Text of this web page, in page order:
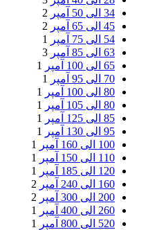
34 الی 50 آمپر
2
45 الی 65 آمپر
2
54 الی 75 آمپر
1
63 الی 85 آمپر
3
65 الی 100 آمپر
1
70 الی 95 آمپر
1
80 الی 100 آمپر
1
80 الی 105 آمپر
1
85 الی 125 آمپر
1
95 الی 130 آمپر
1
100 الی 160 آمپر
1
110 الی 150 آمپر
1
120 الی 185 آمپر
1
160 الی 240 آمپر
2
200 الی 300 آمپر
2
260 الی 400 آمپر
1
520 الی 800 آمپر
1